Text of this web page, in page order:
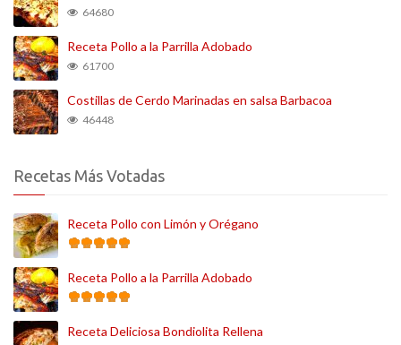
64680
Receta Pollo a la Parrilla Adobado
61700
Costillas de Cerdo Marinadas en salsa Barbacoa
46448
Recetas Más Votadas
Receta Pollo con Limón y Orégano
Receta Pollo a la Parrilla Adobado
Receta Deliciosa Bondiolita Rellena